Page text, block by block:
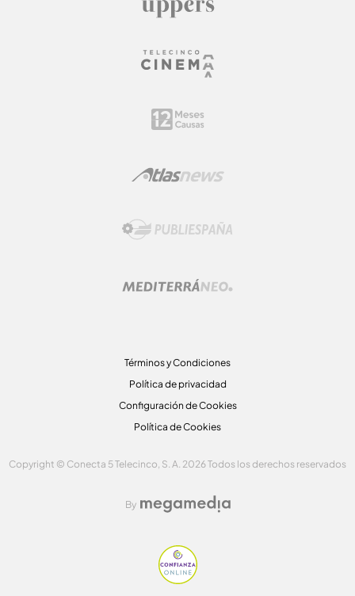
Términos y Condiciones
Política de privacidad
Configuración de Cookies
Política de Cookies
Copyright © Conecta 5 Telecinco, S. A. 2026 Todos los derechos reservados
By